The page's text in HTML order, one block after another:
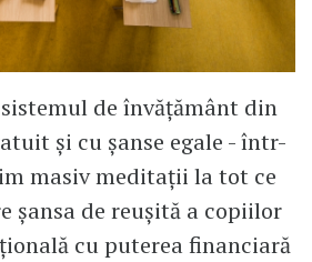
de învăţământ din
și cu șanse egale - într-
masiv meditaţii la tot ce
şansa de reuşită a copiilor
cu puterea financiară